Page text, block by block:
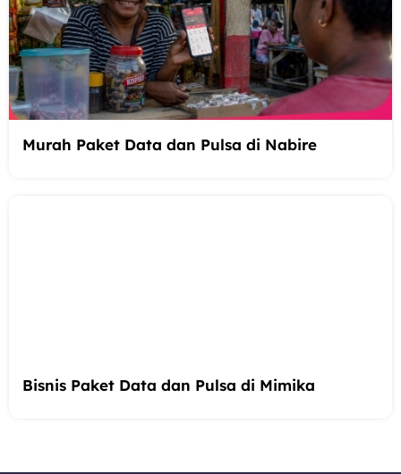
Murah Paket Data dan Pulsa di Nabire
Bisnis Paket Data dan Pulsa di Mimika